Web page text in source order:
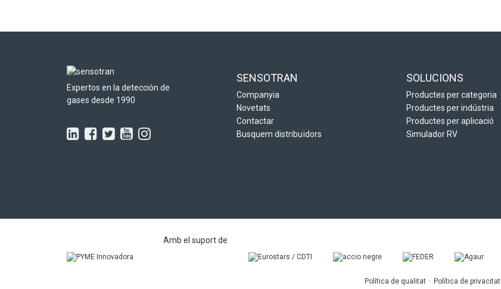
Expertos en la detección de
gases desde 1990
SENSOTRAN
Companyia
Novetats
Contactar
Busquem distribuïdors
SOLUCIONS
Productes per categoria
Productes per indústria
Productes per aplicació
Simulador RV
Amb el suport de
Política de qualitat Política de privacitat